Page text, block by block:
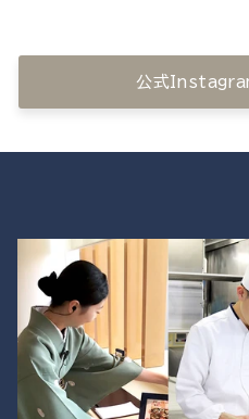
公式